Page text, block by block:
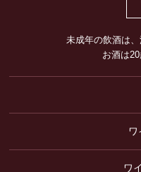
未成年の飲酒は、
お酒は20
ワ
ワ